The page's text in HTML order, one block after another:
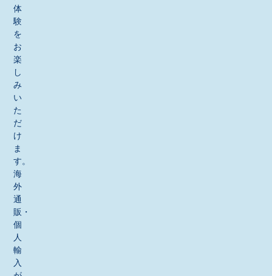
体
験
を
お
楽
し
み
い
た
だ
け
ま
す。
海
外
通
販・
個
人
輸
入